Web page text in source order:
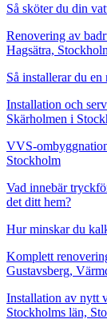
Så sköter du din
Renovering av
Hagsätra,
Så installerar du
Installation och
Skärholmen i
VVS-
Stockholm
Vad innebär
det ditt hem?
Hur minskar du
Komplett
Gustavsberg,
Installation av nytt
Stockholms län,